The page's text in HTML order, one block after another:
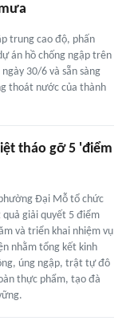
trung cao độ, phấn
án hồ chống ngập trên
30/6 và sẵn sàng
thoát nước của thành
tháo gỡ 5 'điểm
Đại Mỗ tổ chức
giải quyết 5 điểm
và triển khai nhiệm vụ
nhằm tổng kết kinh
úng ngập, trật tự đô
thực phẩm, tạo đà